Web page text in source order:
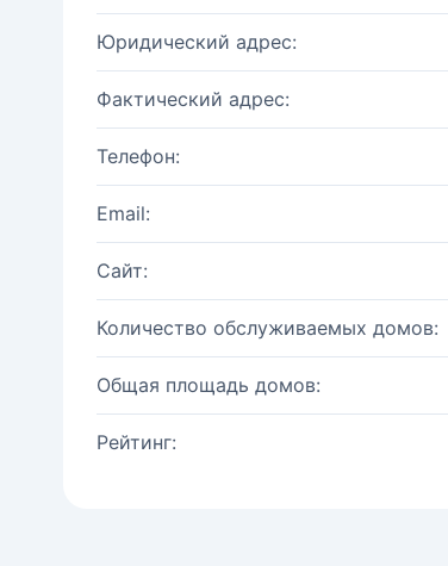
Юридический адрес:
Фактический адрес:
Телефон:
Email:
Сайт:
Количество обслуживаемых домов:
Общая площадь домов:
Рейтинг: